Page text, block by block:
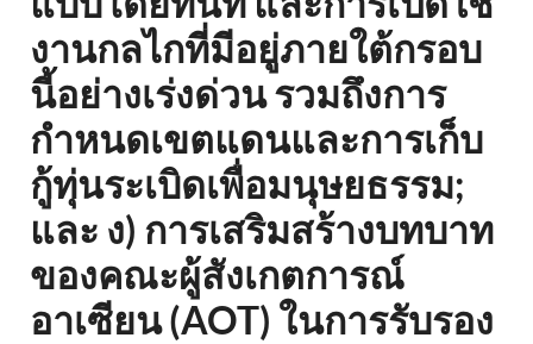
งานกลไกที่มีอยู่ภายใต้กรอบ
นี้อย่างเร่งด่วน รวมถึงการ
กำหนดเขตแดนและการเก็บ
กู้ทุ่นระเบิดเพื่อมนุษยธรรม;
และ ง) การเสริมสร้างบทบาท
ของคณะผู้สังเกตการณ์
อาเซียน (AOT) ในการรับรอง